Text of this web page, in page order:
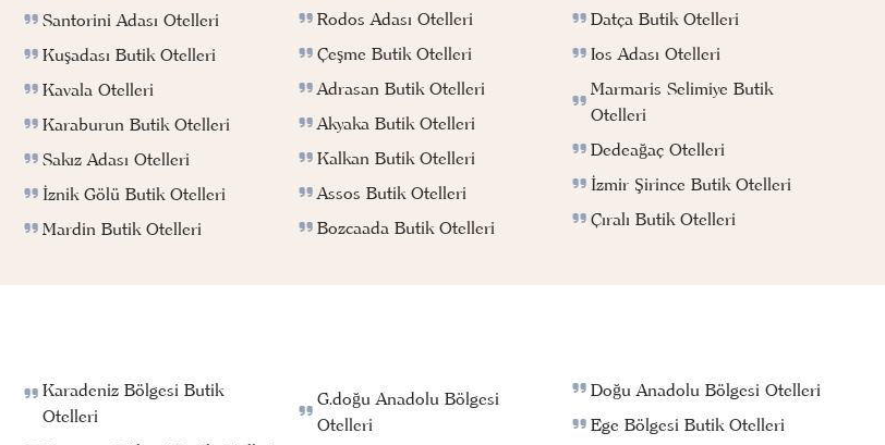
Santorini Adası Otelleri
Kuşadası Butik Otelleri
Kavala Otelleri
Karaburun Butik Otelleri
Sakız Adası Otelleri
İznik Gölü Butik Otelleri
Mardin Butik Otelleri
Rodos Adası Otelleri
Çeşme Butik Otelleri
Adrasan Butik Otelleri
Akyaka Butik Otelleri
Kalkan Butik Otelleri
Assos Butik Otelleri
Bozcaada Butik Otelleri
Datça Butik Otelleri
Ios Adası Otelleri
Marmaris Selimiye Butik
Otelleri
Dedeağaç Otelleri
İzmir Şirince Butik Otelleri
Çıralı Butik Otelleri
Karadeniz Bölgesi Butik
Otelleri
G.doğu Anadolu Bölgesi
Otelleri
Doğu Anadolu Bölgesi Otelleri
Ege Bölgesi Butik Otelleri